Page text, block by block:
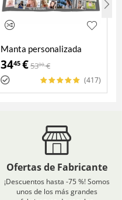
Manta personalizada
3445 €5300 €
(417)
Ofertas de Fabricante
¡Descuentos hasta -75 %! Somos
unos de los más grandes